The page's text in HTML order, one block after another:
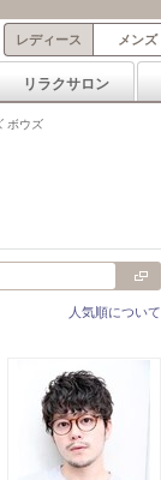
レディース メンズ
リラクサロン
ボウズ
人気順について